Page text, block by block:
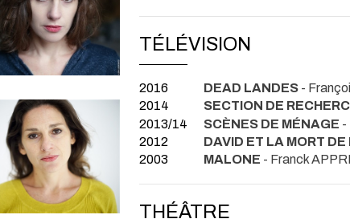
TÉLÉVISION
2016 DEAD LANDES -
2014
SECTION DE
2013/14
SCÈNES DE MÉNAGE -
2012
DAVID ET LA MORT DE
2003
MALONE - Franck
THÉÂTRE